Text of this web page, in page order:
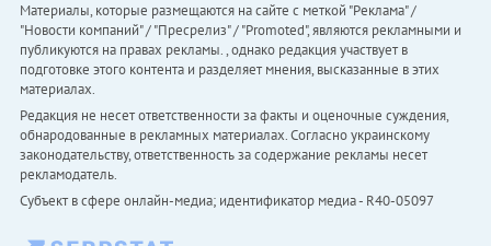
Материалы, которые размещаются на сайте с меткой "Реклама" /
"Новости компаний" / "Пресрелиз" / "Promoted", являются рекламными и
публикуются на правах рекламы. , однако редакция участвует в
подготовке этого контента и разделяет мнения, высказанные в этих
материалах.
Редакция не несет ответственности за факты и оценочные суждения,
обнародованные в рекламных материалах. Согласно украинскому
законодательству, ответственность за содержание рекламы несет
рекламодатель.
Субъект в сфере онлайн-медиа; идентификатор медиа - R40-05097